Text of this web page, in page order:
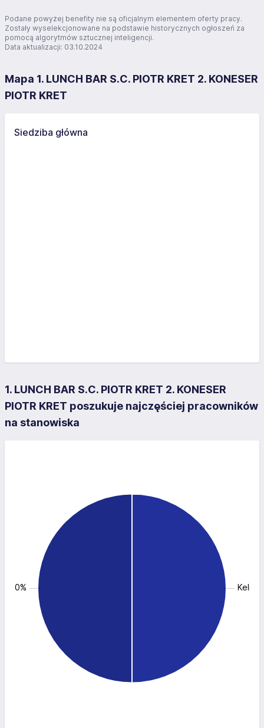
Podane powyżej benefity nie są oficjalnym elementem oferty pracy.
Zostały wyselekcjonowane na podstawie historycznych ogłoszeń za
pomocą algorytmów sztucznej inteligencji.
Data aktualizacji: 03.10.2024
Mapa 1. LUNCH BAR S.C. PIOTR KRET 2. KONESER
PIOTR KRET
Siedziba główna
1. LUNCH BAR S.C. PIOTR KRET 2. KONESER
PIOTR KRET poszukuje najczęściej pracowników
na stanowiska